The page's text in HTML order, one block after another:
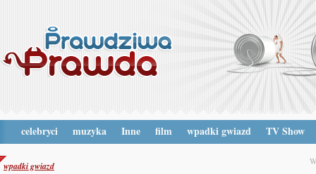
celebryci muzyka Inne film wpadki gwiazd TV Show
wpadki gwiazd